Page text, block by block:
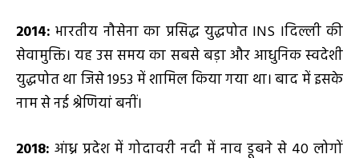
2014: भारतीय नौसेना का प्रसिद्ध युद्धपोत INS Iदिल्ली की
सेवामुक्ति। यह उस समय का सबसे बड़ा और आधुनिक स्वदेशी
युद्धपोत था जिसे 1953 में शामिल किया गया था। बाद में इसके
नाम से नई श्रेणियां बनीं।
2018: आंध्र प्रदेश में गोदावरी नदी में नाव डूबने से 40 लोगों